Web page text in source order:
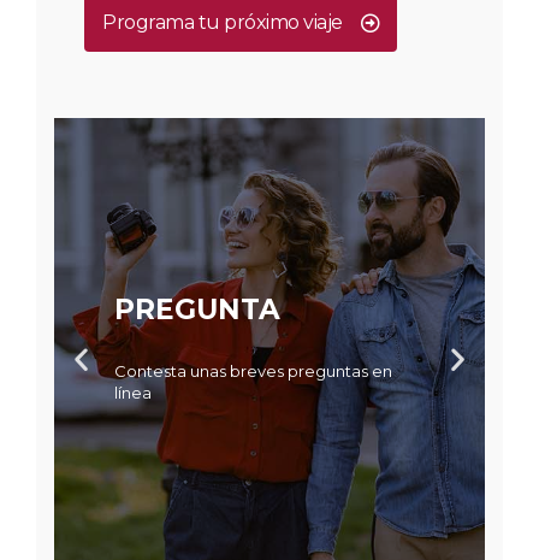
Programa tu próximo viaje
PREGUNTA
Contesta unas breves preguntas en
línea